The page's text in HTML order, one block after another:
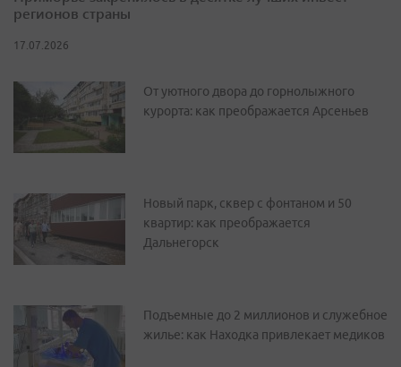
регионов страны
17.07.2026
От уютного двора до горнолыжного
курорта: как преображается Арсеньев
Новый парк, сквер с фонтаном и 50
квартир: как преображается
Дальнегорск
Подъемные до 2 миллионов и служебное
жилье: как Находка привлекает медиков